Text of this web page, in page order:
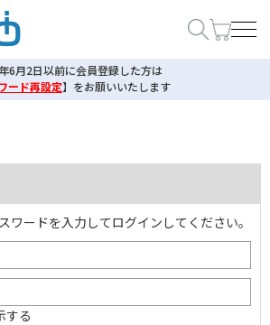
6月2日以前に会員登録した方は
ード再設定】 をお願いいたします
ワードを入力してログインしてください。
する